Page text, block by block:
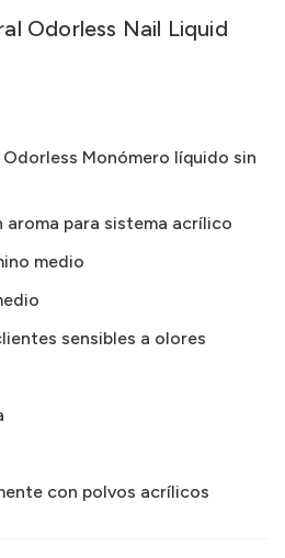
Odorless Nail Liquid
Monómero líquido sin
aroma para sistema acrílico
medio
sensibles a olores
con polvos acrílicos